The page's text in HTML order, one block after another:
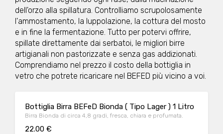
dell'orzo alla spillatura. Controlliamo scrupolosamente
l'ammostamento, la luppolazione, la cottura del mosto
e in fine la fermentazione. Tutto per potervi offrire,
spillate direttamente dai serbatoi, le migliori birre
artigianali non pastorizzate e senza gas addizionati.
Comprendiamo nel prezzo il costo della bottiglia in
vetro che potrete ricaricare nel BEFED più vicino a voi.
Bottiglia Birra BEFeD Bionda ( Tipo Lager ) 1 Litro
Birra Bionda di circa 4,8 gradi, fresca, chiara e profumata.
22.00 €